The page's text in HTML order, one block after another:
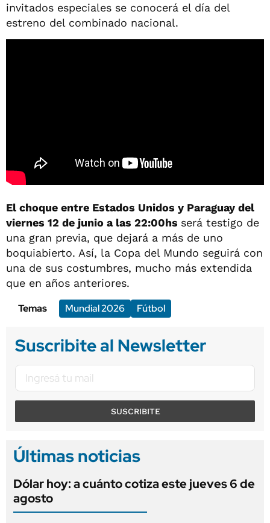
invitados especiales se conocerá el día del
estreno del combinado nacional.
El choque entre Estados Unidos y Paraguay del
viernes 12 de junio a las 22:00hs será testigo de
una gran previa, que dejará a más de uno
boquiabierto. Así, la Copa del Mundo seguirá con
una de sus costumbres, mucho más extendida
que en años anteriores.
Temas
Mundial 2026 Fútbol
Suscribite al Newsletter
SUSCRIBITE
Últimas noticias
Dólar hoy: a cuánto cotiza este jueves 6 de
agosto